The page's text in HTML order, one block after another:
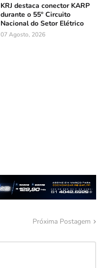
KRJ destaca conector KARP
durante o 55º Circuito
Nacional do Setor Elétrico
07 Agosto, 2026
Próxima Postagem